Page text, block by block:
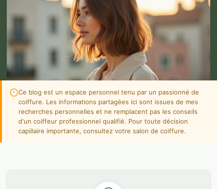
Ce blog est un espace personnel tenu par un passionné de
coiffure. Les informations partagées ici sont issues de mes
recherches personnelles et ne remplacent pas les conseils
d'un coiffeur professionnel qualifié. Pour toute décision
capillaire importante, consultez votre salon de coiffure.